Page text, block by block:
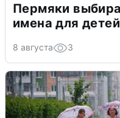
Пермяки
имена для детей
8 августа 3